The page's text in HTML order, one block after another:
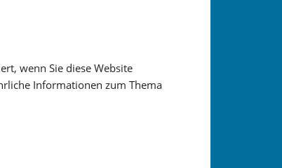
wenn Sie diese Website
Informationen zum Thema